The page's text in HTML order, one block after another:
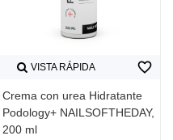
VISTA RÁPIDA
Crema con urea Hidratante
Podology+ NAILSOFTHEDAY,
200 ml
favorite_border